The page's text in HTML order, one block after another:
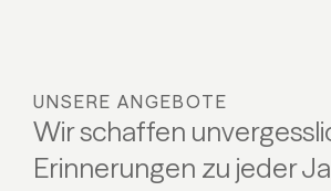
UNSERE ANGEBOTE
Wir schaffen
Erinnerungen zu jeder